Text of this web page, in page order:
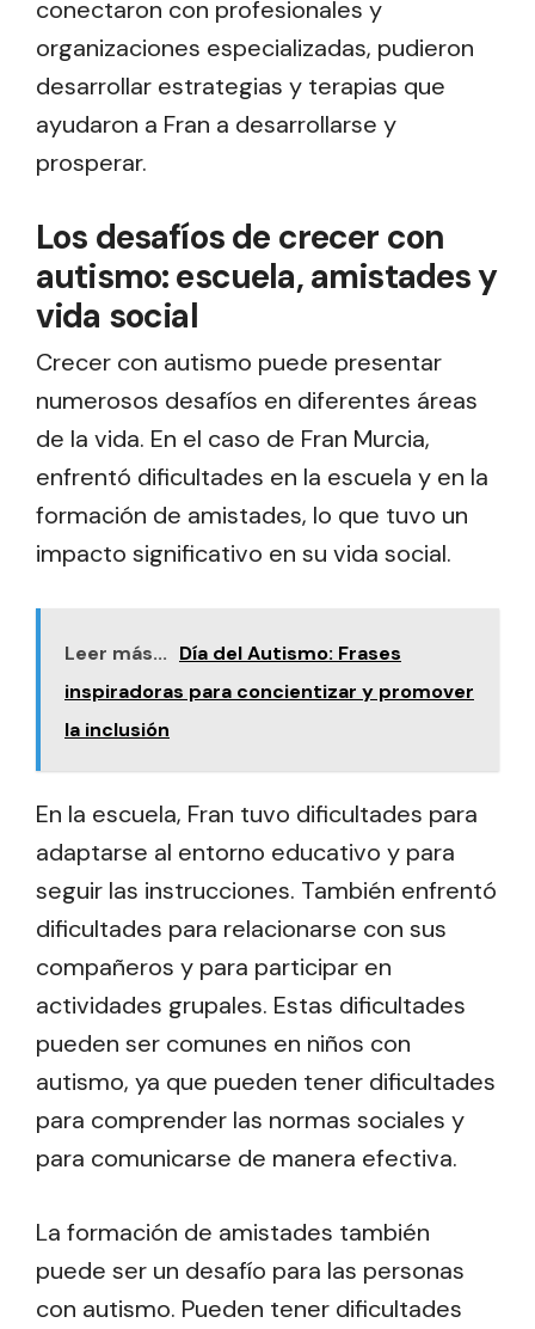
conectaron con profesionales y
organizaciones especializadas, pudieron
desarrollar estrategias y terapias que
ayudaron a Fran a desarrollarse y
prosperar.
Los desafíos de crecer con
autismo: escuela, amistades y
vida social
Crecer con autismo puede presentar
numerosos desafíos en diferentes áreas
de la vida. En el caso de Fran Murcia,
enfrentó dificultades en la escuela y en la
formación de amistades, lo que tuvo un
impacto significativo en su vida social.
Leer más... Día del Autismo: Frases
inspiradoras para concientizar y promover
la inclusión
En la escuela, Fran tuvo dificultades para
adaptarse al entorno educativo y para
seguir las instrucciones. También enfrentó
dificultades para relacionarse con sus
compañeros y para participar en
actividades grupales. Estas dificultades
pueden ser comunes en niños con
autismo, ya que pueden tener dificultades
para comprender las normas sociales y
para comunicarse de manera efectiva.
La formación de amistades también
puede ser un desafío para las personas
con autismo. Pueden tener dificultades